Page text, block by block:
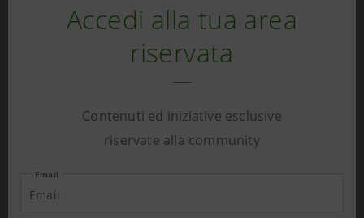
Accedi alla tua area
riservata
Contenuti ed iniziative esclusive
riservate alla community
Email